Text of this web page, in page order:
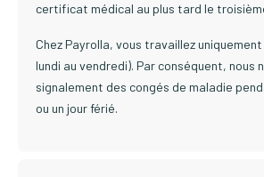
certificat médical au plus tard le
Chez Payrolla, vous travaillez
lundi au vendredi). Par conséquent, nous
signalement des congés de maladie
ou un jour férié.